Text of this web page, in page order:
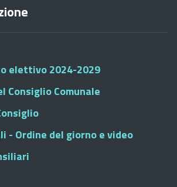
elettivo 2024-2029
Consiglio Comunale
- Ordine del giorno e video